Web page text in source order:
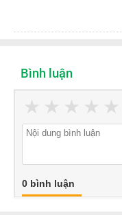
Bình luận
★
★
★
★
★
0 bình luận